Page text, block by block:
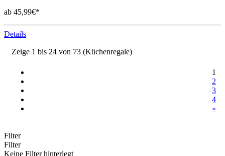
ab 45,99€*
Details
Zeige 1 bis 24 von 73 (Küchenregale)
1
2
3
4
»
Filter
Filter
Keine Filter hinterlegt